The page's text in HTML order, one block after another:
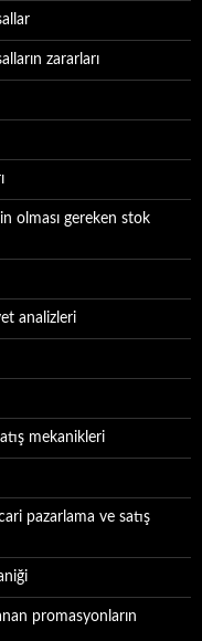
zararları
olması gereken stok
analizleri
mekanikleri
pazarlama ve satış
promasyonların